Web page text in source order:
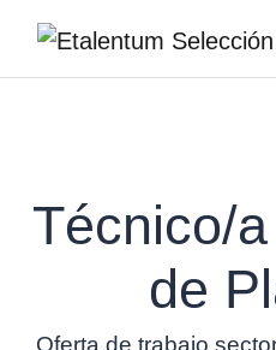
Técnico/
de
Oferta de trabajo